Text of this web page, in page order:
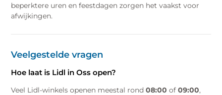
beperktere uren en feestdagen zorgen het vaakst voor
afwijkingen.
Veelgestelde vragen
Hoe laat is Lidl in Oss open?
Veel Lidl-winkels openen meestal rond08:00 of09:00,